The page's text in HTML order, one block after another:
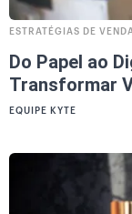
ESTRATÉGIAS DE
Do Papel ao
Transformar
EQUIPE KYTE